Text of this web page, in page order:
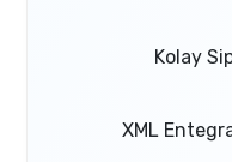
Kolay
XML